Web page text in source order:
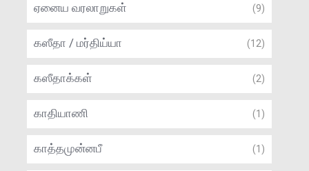
ஏனைய வரலாறுகள் (9)
கஸீதா / மர்திய்யா (12)
கஸீதாக்கள் (2)
காதியாணி (1)
காத்தமுன்னபீ (1)